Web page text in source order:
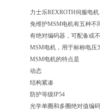
力士乐REXROTH伺服电机
免维护MSM电机有五种不
有绝对编码器，可配备或
MSM电机，用于标称电压
MSM电机的特点是
动态
结构紧凑
防护等级IP54
光学单圈和多圈绝对值编